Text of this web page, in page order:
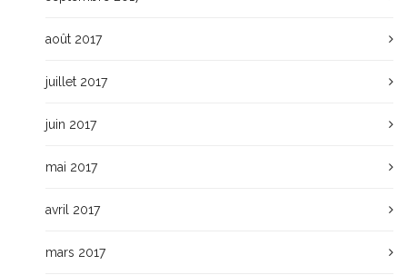
août 2017
juillet 2017
juin 2017
mai 2017
avril 2017
mars 2017